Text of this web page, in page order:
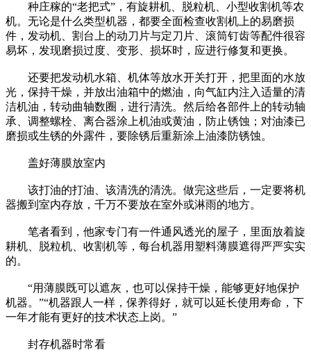
种庄稼的“老把式”，有旋耕机、脱粒机、小型收割机等农
机。无论是什么类型机器，都要全面检查收割机上的易磨损
件，发动机、割台上的动刀片与定刀片、滚筒钉齿等配件很容
易坏，发现磨损过度、变形、损坏时，应进行修复和更换。
还要把发动机水箱、机体等放水开关打开，把里面的水放
光，保持干燥，并放出油箱中的燃油，向气缸内注入适量的清
洁机油，转动曲轴数圈，进行清洗。然后给各部件上的转动轴
承、调整螺栓、离合器涂上机油或黄油，防止锈蚀；对油漆已
磨损或生锈的外露件，要除锈后重新涂上油漆防锈蚀。
盖好薄膜放室内
该打油的打油、该清洗的清洗。做完这些后，一定要将机
器搬到室内存放，千万不要放在室外或淋雨的地方。
笔者看到，他家专门有一件通风透光的屋子，里面放着旋
耕机、脱粒机、收割机等，每台机器用塑料薄膜遮得严严实实
的。
“用薄膜既可以遮灰，也可以保持干燥，能够更好地保护
机器。”“机器跟人一样，保养得好，就可以延长使用寿命，下
一年才能有更好的技术状态上岗。”
封存机器时常看